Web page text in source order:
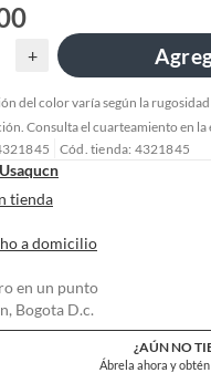
+
del color varía según la
Consulta el cuarteamiento en
Cód. tienda: 4321845
Usaqucn
tienda
a domicilio
en un punto
Bogota D.c.
¿AÚN NO
Ábrela ahora y